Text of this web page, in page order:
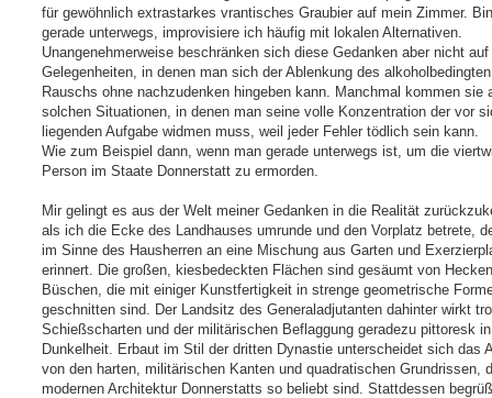
für gewöhnlich extrastarkes vrantisches Graubier auf mein Zimmer.
gerade unterwegs, improvisiere ich häufig mit lokalen Alternativen.
Unangenehmerweise beschränken sich diese Gedanken aber nicht auf
Gelegenheiten, in denen man sich der Ablenkung des alkoholbedingten
Rauschs ohne nachzudenken hingeben kann. Manchmal kommen sie
solchen Situationen, in denen man seine volle Konzentration der vor
liegenden Aufgabe widmen muss, weil jeder Fehler tödlich sein kann.
Wie zum Beispiel dann, wenn man gerade unterwegs ist, um die
Person im Staate Donnerstatt zu ermorden.
Mir gelingt es aus der Welt meiner Gedanken in die Realität
als ich die Ecke des Landhauses umrunde und den Vorplatz betrete,
im Sinne des Hausherren an eine Mischung aus Garten und
erinnert. Die großen, kiesbedeckten Flächen sind gesäumt von
Büschen, die mit einiger Kunstfertigkeit in strenge geometrische
geschnitten sind. Der Landsitz des Generaladjutanten dahinter wirkt
Schießscharten und der militärischen Beflaggung geradezu pittoresk
Dunkelheit. Erbaut im Stil der dritten Dynastie unterscheidet sich das
von den harten, militärischen Kanten und quadratischen Grundrissen,
modernen Architektur Donnerstatts so beliebt sind. Stattdessen